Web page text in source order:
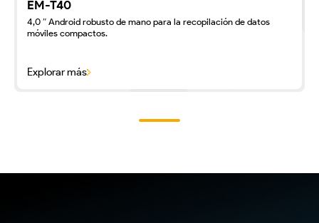
EM-T40
4,0 ″ Android robusto de mano para la recopilación de datos
móviles compactos.
Explorar más